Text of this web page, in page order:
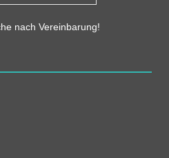
nach Vereinbarung!